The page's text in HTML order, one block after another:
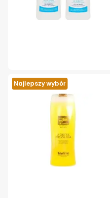
Najlepszy wybór